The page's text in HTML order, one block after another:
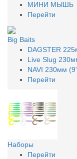
МИНИ МЫШЬ
Перейти
Big Baits
DAGSTER
Live Slug
NAVI 230мм
Перейти
Наборы
Перейти